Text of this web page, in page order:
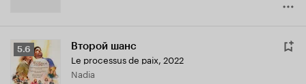
Рейтинг
Кинопоиска
5.6
5.6 Второй шанс
Le processus de paix, 2022
Nadia